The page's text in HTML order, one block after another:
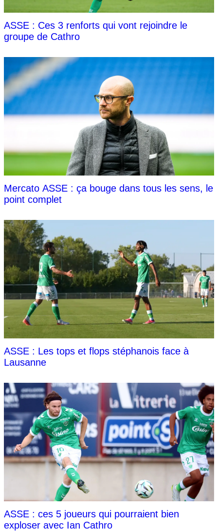
ASSE : Ces 3 renforts qui vont rejoindre le
groupe de Cathro
Mercato ASSE : ça bouge dans tous les sens, le
point complet
ASSE : Les tops et flops stéphanois face à
Lausanne
ASSE : ces 5 joueurs qui pourraient bien
exploser avec Ian Cathro